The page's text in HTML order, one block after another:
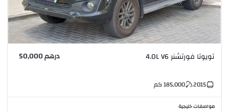
تويوتا فورتشنر 4.0L V6 درهم 50,000
2015
185,000كم
مواصفات خليجية